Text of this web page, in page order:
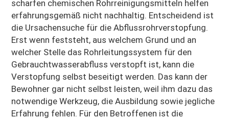
scharfen chemischen Rohrreinigungsmitteln helfen
erfahrungsgemäß nicht nachhaltig. Entscheidend ist
die Ursachensuche für die Abflussrohrverstopfung.
Erst wenn feststeht, aus welchem Grund und an
welcher Stelle das Rohrleitungssystem für den
Gebrauchtwasserabfluss verstopft ist, kann die
Verstopfung selbst beseitigt werden. Das kann der
Bewohner gar nicht selbst leisten, weil ihm dazu das
notwendige Werkzeug, die Ausbildung sowie jegliche
Erfahrung fehlen. Für den Betroffenen ist die